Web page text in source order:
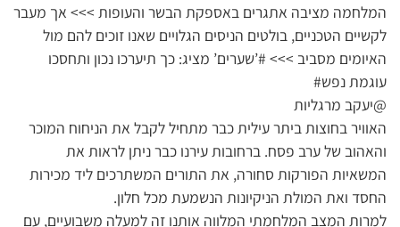
המלחמה מציבה אתגרים באספקת הבשר והעופות >>> אך מעבר
לקשיים הטכניים, בולטים הניסים הגלויים שאנו זוכים להם מול
האיומים מסביב >>> #’שערים’ מציג: כך תיערכו נכון ותחסכו
עוגמת נפש#
@יעקב מרגליות
האוויר בחוצות ביתר עילית כבר מתחיל לקבל את הניחוח המוכר
והאהוב של ערב פסח. ברחובות עירנו כבר ניתן לראות את
המשאיות הפורקות סחורה, את התורים המשתרכים ליד מכירות
החסד ואת המולת הניקיונות הנשמעת מכל חלון.
למרות המצב המלחמתי המלווה אותנו זה למעלה משבועיים, עם